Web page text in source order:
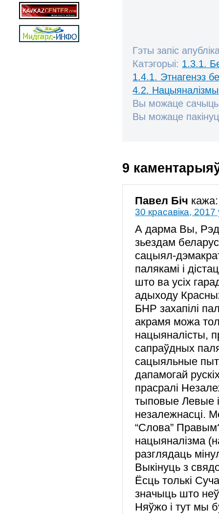
Гэты запіс
Катэгорыі: 1.3.1.
1.4.1. Этнагенэз
4.2. Нацыяналізмы
Вы можаце
Вы можаце
9
Павел Біч кажа:
30 красавіка,
А дарма Вы,
зьездам
сацыял-
палякамі і
што ва усіх
адыходу
БНР захапілі
акрамя можа
нацыяналісты,
сапраўдных
сацыяльные
дапамогай
прасралі
тыповые Левые
незалежнасці.
“Слова”
нацыяналізма
разглядаць
Выкінуць з
Ёсць толькі
значыць што
Няўжо і тут мы